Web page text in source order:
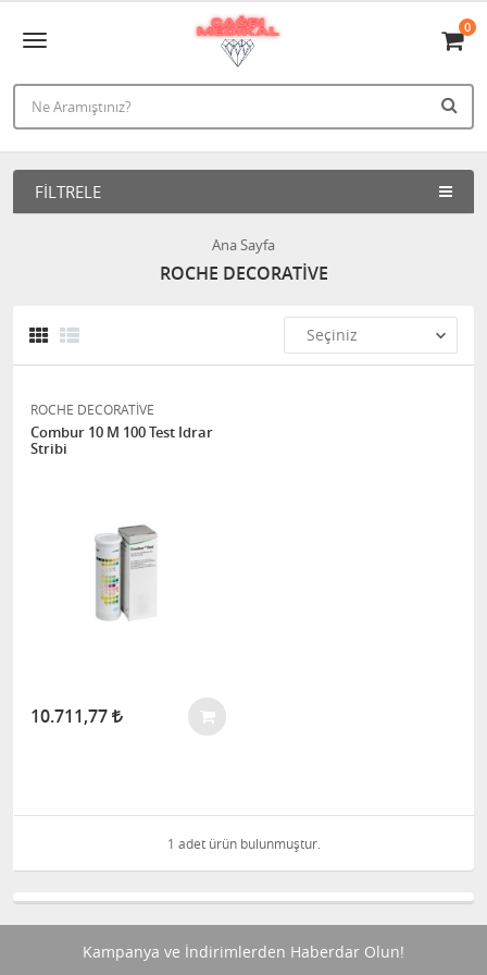
0
FILTRELE
Ana Sayfa
ROCHE DECORATİVE
ROCHE DECORATİVE
Combur 10 M 100 Test Idrar
Stribi
10.711,77
1 adet ürün bulunmuştur.
Kampanya ve İndirimlerden Haberdar Olun!